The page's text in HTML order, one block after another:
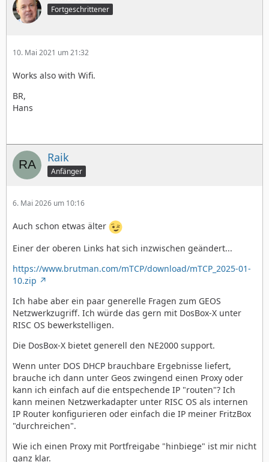
Fortgeschrittener
10. Mai 2021 um 21:32
Works also with Wifi.
BR,
Hans
Raik
Anfänger
6. Mai 2026 um 10:16
Auch schon etwas älter
Einer der oberen Links hat sich inzwischen geändert...
https://www.brutman.com/mTCP/download/mTCP_2025-01-
10.zip
Ich habe aber ein paar generelle Fragen zum GEOS
Netzwerkzugriff. Ich würde das gern mit DosBox-X unter
RISC OS bewerkstelligen.
Die DosBox-X bietet generell den NE2000 support.
Wenn unter DOS DHCP brauchbare Ergebnisse liefert,
brauche ich dann unter Geos zwingend einen Proxy oder
kann ich einfach auf die entspechende IP "routen"? Ich
kann meinen Netzwerkadapter unter RISC OS als internen
IP Router konfigurieren oder einfach die IP meiner FritzBox
"durchreichen".
Wie ich einen Proxy mit Portfreigabe "hinbiege" ist mir nicht
ganz klar.